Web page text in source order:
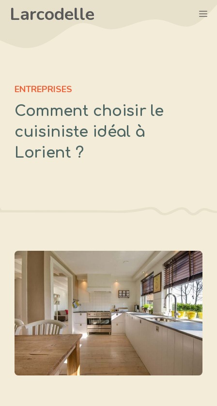
AllerLarcodelle
ENTREPRISES
Comment choisir le
cuisiniste idéal à
Lorient ?